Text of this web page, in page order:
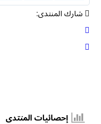
شارك المنتدى:
إحصائيات المنتدى